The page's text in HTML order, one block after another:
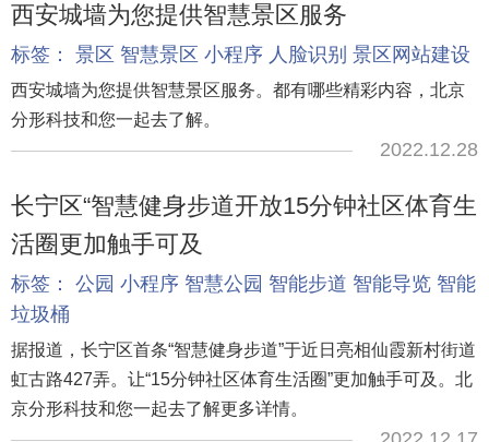
西安城墙为您提供智慧景区服务
标签： 景区 智慧景区 小程序 人脸识别 景区网站建设
西安城墙为您提供智慧景区服务。都有哪些精彩内容，北京
分形科技和您一起去了解。
2022.12.28
长宁区“智慧健身步道开放15分钟社区体育生
活圈更加触手可及
标签： 公园 小程序 智慧公园 智能步道 智能导览 智能
垃圾桶
据报道，长宁区首条“智慧健身步道”于近日亮相仙霞新村街道
虹古路427弄。让“15分钟社区体育生活圈”更加触手可及。北
京分形科技和您一起去了解更多详情。